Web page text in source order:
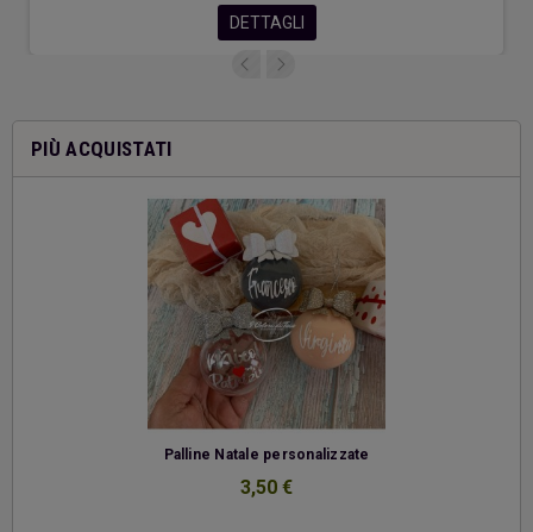
PIÙ ACQUISTATI
Palline Natale personalizzate
3,50 €
DETTAGLI